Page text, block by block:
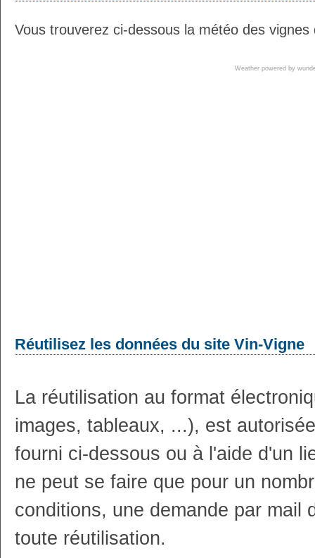
Vous trouverez ci-dessous la météo des
Weather powered by
Réutilisez les données du site Vin-Vigne
La réutilisation au format
images, tableaux, ...), est
fourni ci-dessous ou à l'aide d'un
ne peut se faire que pour un
conditions, une demande par mail
toute réutilisation.